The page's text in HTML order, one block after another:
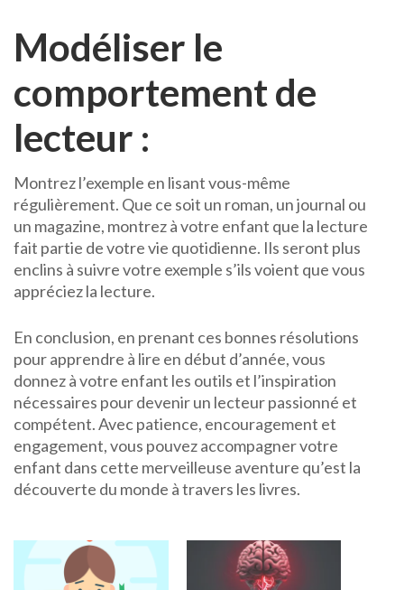
Modéliser le
comportement de
lecteur :
Montrez l’exemple en lisant vous-même
régulièrement. Que ce soit un roman, un journal ou
un magazine, montrez à votre enfant que la lecture
fait partie de votre vie quotidienne. Ils seront plus
enclins à suivre votre exemple s’ils voient que vous
appréciez la lecture.
En conclusion, en prenant ces bonnes résolutions
pour apprendre à lire en début d’année, vous
donnez à votre enfant les outils et l’inspiration
nécessaires pour devenir un lecteur passionné et
compétent. Avec patience, encouragement et
engagement, vous pouvez accompagner votre
enfant dans cette merveilleuse aventure qu’est la
découverte du monde à travers les livres.